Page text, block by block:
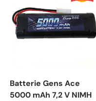
Batterie Gens Ace
5000 mAh 7,2 V NIMH